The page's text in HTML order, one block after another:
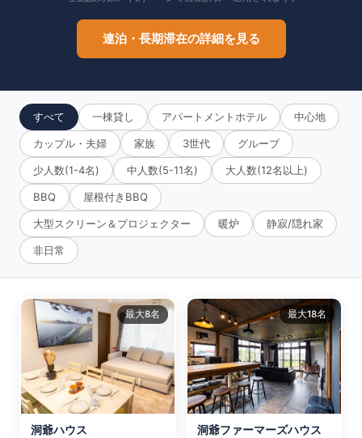
連泊・長期滞在の詳細を見る
すべて 一棟貸し アパートメントホテル 中心地
カップル・夫婦 家族 3世代 グループ
少人数(1-4名) 中人数(5-11名) 大人数(12名以上)
BBQ 屋根付きBBQ
大型スクリーン＆プロジェクター 暖炉 静寂/隠れ家
非日常
最大8名
洞爺ハウス
最大18名
洞爺ファーマーズハウス